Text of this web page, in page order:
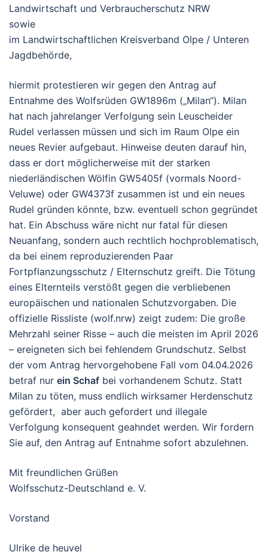
Landwirtschaft und Verbraucherschutz NRW
sowie
im Landwirtschaftlichen Kreisverband Olpe / Unteren
Jagdbehörde,
hiermit protestieren wir gegen den Antrag auf
Entnahme des Wolfsrüden GW1896m („Milan“). Milan
hat nach jahrelanger Verfolgung sein Leuscheider
Rudel verlassen müssen und sich im Raum Olpe ein
neues Revier aufgebaut. Hinweise deuten darauf hin,
dass er dort möglicherweise mit der starken
niederländischen Wölfin GW5405f (vormals Noord-
Veluwe) oder GW4373f zusammen ist und ein neues
Rudel gründen könnte, bzw. eventuell schon gegründet
hat. Ein Abschuss wäre nicht nur fatal für diesen
Neuanfang, sondern auch rechtlich hochproblematisch,
da bei einem reproduzierenden Paar
Fortpflanzungsschutz / Elternschutz greift. Die Tötung
eines Elternteils verstößt gegen die verbliebenen
europäischen und nationalen Schutzvorgaben. Die
offizielle Rissliste (wolf.nrw) zeigt zudem: Die große
Mehrzahl seiner Risse – auch die meisten im April 2026
– ereigneten sich bei fehlendem Grundschutz. Selbst
der vom Antrag hervorgehobene Fall vom 04.04.2026
betraf nur ein Schaf bei vorhandenem Schutz. Statt
Milan zu töten, muss endlich wirksamer Herdenschutz
gefördert, aber auch gefordert und illegale
Verfolgung konsequent geahndet werden. Wir fordern
Sie auf, den Antrag auf Entnahme sofort abzulehnen.
Mit freundlichen Grüßen
Wolfsschutz-Deutschland e. V.
Vorstand
Ulrike de heuvel